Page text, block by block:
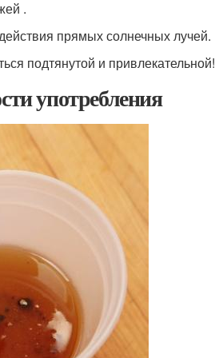
.
прямых солнечных лучей.
подтянутой и привлекательной!
употребления